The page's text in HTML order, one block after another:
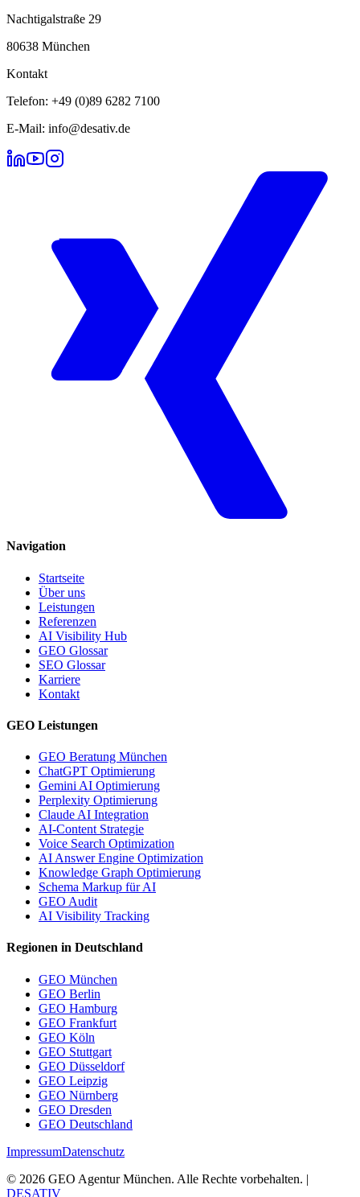
Nachtigalstraße 29
80638 München
Kontakt
Telefon: +49 (0)89 6282 7100
E-Mail: info@desativ.de
Navigation
Startseite
Über uns
Leistungen
Referenzen
AI Visibility Hub
GEO Glossar
SEO Glossar
Karriere
Kontakt
GEO Leistungen
GEO Beratung München
ChatGPT Optimierung
Gemini AI Optimierung
Perplexity Optimierung
Claude AI Integration
AI-Content Strategie
Voice Search Optimization
AI Answer Engine Optimization
Knowledge Graph Optimierung
Schema Markup für AI
GEO Audit
AI Visibility Tracking
Regionen in Deutschland
GEO München
GEO Berlin
GEO Hamburg
GEO Frankfurt
GEO Köln
GEO Stuttgart
GEO Düsseldorf
GEO Leipzig
GEO Nürnberg
GEO Dresden
GEO Deutschland
ImpressumDatenschutz
© 2026 GEO Agentur München. Alle Rechte vorbehalten. |
DESATIV